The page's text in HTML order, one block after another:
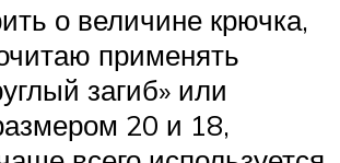
о величине крючка,
применять
загиб» или
20 и 18,